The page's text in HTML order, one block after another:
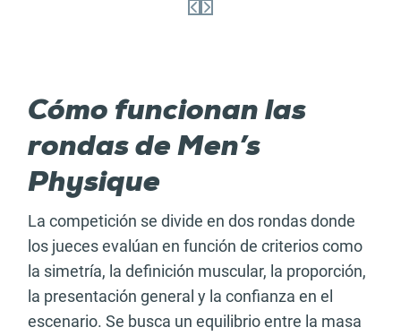
Cómo funcionan las
rondas de Men’s
Physique
La competición se divide en dos rondas donde
los jueces evalúan en función de criterios como
la simetría, la definición muscular, la proporción,
la presentación general y la confianza en el
escenario. Se busca un equilibrio entre la masa